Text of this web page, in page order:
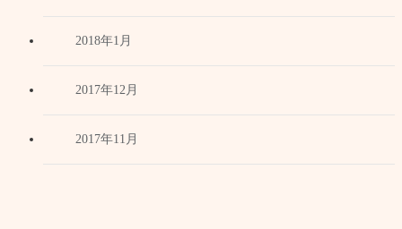
2018年1月
2017年12月
2017年11月